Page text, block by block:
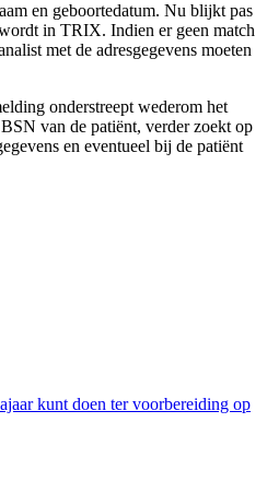
en geboortedatum. Nu blijkt pas
in TRIX. Indien er geen match
met de adresgegevens moeten
onderstreept wederom het
van de patiënt, verder zoekt op
en eventueel bij de patiënt
kunt doen ter voorbereiding op